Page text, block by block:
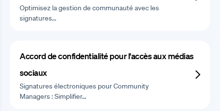
Optimisez la gestion de communauté avec les
signatures…
Accord de confidentialité pour l'accès aux médias
sociaux
Signatures électroniques pour Community
Managers : Simplifier…